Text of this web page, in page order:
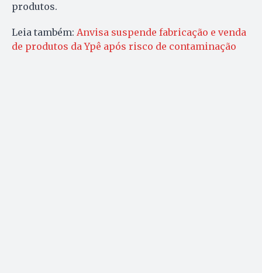
produtos.
Leia também: Anvisa suspende fabricação e venda
de produtos da Ypê após risco de contaminação